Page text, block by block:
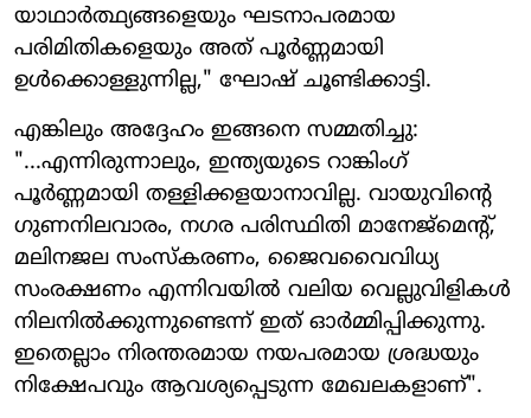
യാഥാർത്ഥ്യങ്ങളെയും ഘടനാപരമായ
പരിമിതികളെയും അത് പൂർണ്ണമായി
ഉൾക്കൊള്ളുന്നില്ല," ഘോഷ് ചൂണ്ടിക്കാട്ടി.
എങ്കിലും അദ്ദേഹം ഇങ്ങനെ സമ്മതിച്ചു:
"...എന്നിരുന്നാലും, ഇന്ത്യയുടെ റാങ്കിംഗ്
പൂർണ്ണമായി തള്ളിക്കളയാനാവില്ല. വായുവിന്റെ
ഗുണനിലവാരം, നഗര പരിസ്ഥിതി മാനേജ്‌മെന്റ്,
മലിനജല സംസ്കരണം, ജൈവവൈവിധ്യ
സംരക്ഷണം എന്നിവയിൽ വലിയ വെല്ലുവിളികൾ
നിലനിൽക്കുന്നുണ്ടെന്ന് ഇത് ഓർമ്മിപ്പിക്കുന്നു.
ഇതെല്ലാം നിരന്തരമായ നയപരമായ ശ്രദ്ധയും
നിക്ഷേപവും ആവശ്യപ്പെടുന്ന മേഖലകളാണ്".